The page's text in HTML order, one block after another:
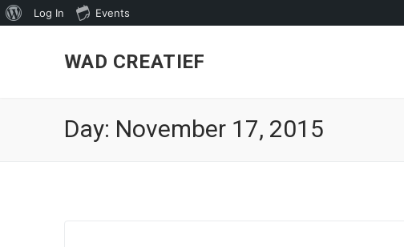
About
Log In Events
WAD CREATIEF
Day: November 17, 2015